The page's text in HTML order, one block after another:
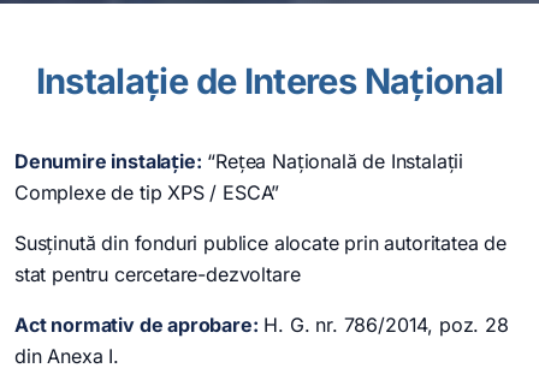
Instalație de Interes Național
Denumire instalație: “Rețea Națională de Instalații
Complexe de tip XPS / ESCA”
Susținută din fonduri publice alocate prin autoritatea de
stat pentru cercetare-dezvoltare
Act normativ de aprobare: H. G. nr. 786/2014, poz. 28
din Anexa I.